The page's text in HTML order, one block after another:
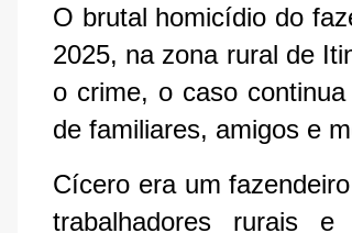
O brutal homicídio do
2025, na zona rural de
o crime, o caso
de familiares, amigos e
Cícero era um
trabalhadores rurais